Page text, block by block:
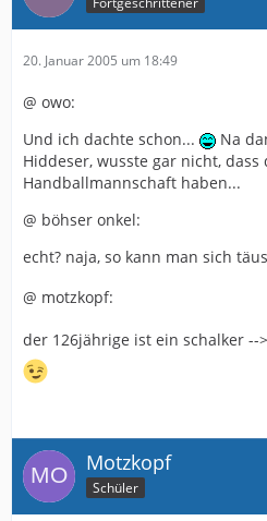
20. Januar 2005 um 18:49
@ owo:
Und ich dachte schon...
Na
Hiddeser, wusste gar nicht, dass
Handballmannschaft haben...
@ böhser onkel:
echt? naja, so kann man sich
@ motzkopf:
der 126jährige ist ein schalker --
Motzkopf
Schüler